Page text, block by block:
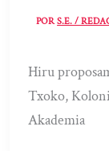
PORS.E. /
Hiru
Txoko,
Akademia